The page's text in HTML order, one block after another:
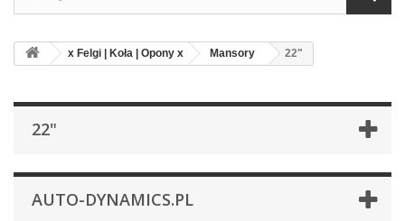
x Felgi | Koła | Opony x Mansory 22"
22"
AUTO-DYNAMICS.PL